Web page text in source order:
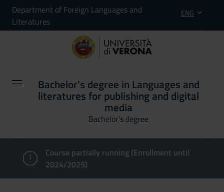
Department of Foreign Languages and
Literatures
ENG
Bachelor's degree in Languages and
literatures for publishing and digital
media
Bachelor's degree
Course partially running (Enrollment until
2024/2025)